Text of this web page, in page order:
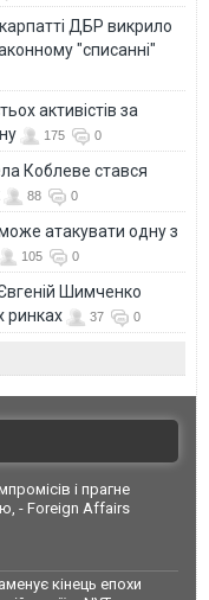
ДБР викрило
"списанні"
активістів за
175 0
Коблеве стався
88 0
атакувати одну з
105 0
Євгеній Шимченко
ринках
37 0
і прагне
- Foreign Affairs
кінець епохи